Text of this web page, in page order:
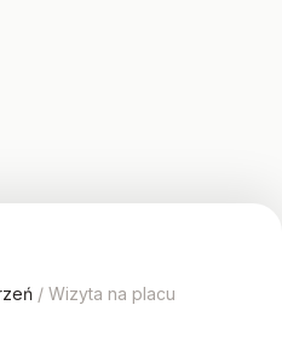
/ Wizyta na placu